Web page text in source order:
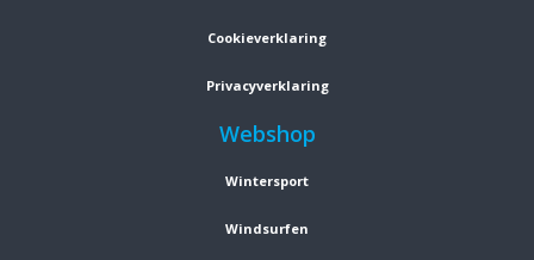
Cookieverklaring
Privacyverklaring
Webshop
Wintersport
Windsurfen